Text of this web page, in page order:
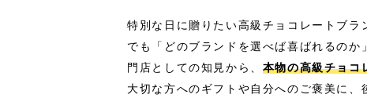
特別な日に贈りたい高級チョコレートブラ
でも「どのブランドを選べば喜ばれるの
門店としての知見から、 本物の高級チョコ
大切な方へのギフトや自分へのご褒美に